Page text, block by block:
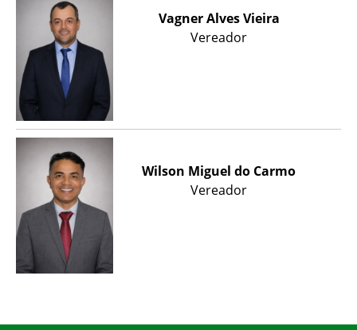
Vagner Alves Vieira
Vereador
Wilson Miguel do Carmo
Vereador